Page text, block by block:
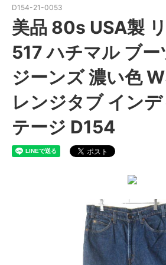
D154-21-0053
美品 80s USA製
517 ハチマル ブー
ジーンズ 濃い色
レンジタブ イン
テージ D154